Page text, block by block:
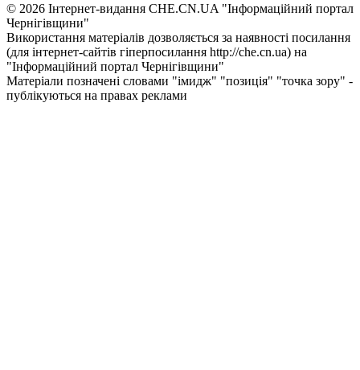
© 2026 Інтернет-видання CHE.CN.UA "Інформаційний портал
Чернiгiвщини"
Використання матеріалів дозволяється за наявності посилання
(для інтернет-сайтів гіперпосилання http://che.cn.ua) на
"Інформаційний портал Чернiгiвщини"
Матеріали позначені словами "імидж" "позиція" "точка зору" -
публікуються на правах реклами